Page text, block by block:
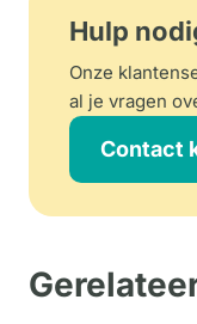
Hulp
Onze
al je vragen
Contact